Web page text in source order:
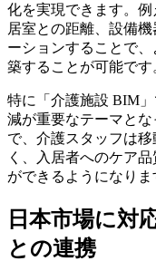
化を実現できます。例
居室との距離、設備
ーションすることで
築することが可能です
特に「介護施設 BIM
減が重要なテーマと
で、介護スタッフは
く、入居者へのケア
ができるようになりま
日本市場に対
との連携